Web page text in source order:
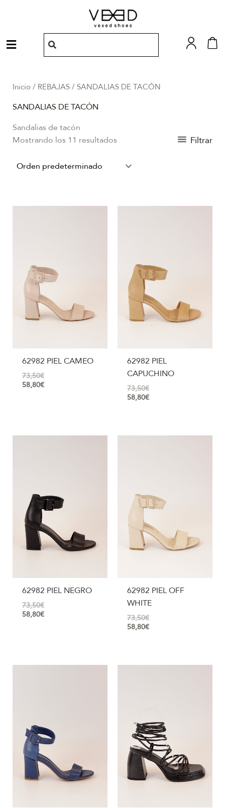
Menú
Inicio/ REBAJAS/ SANDALIAS DE TACÓN
SANDALIAS DE TACÓN
Sandalias de tacón
Mostrando los 11 resultados
Filtrar
62982 PIEL CAMEO
73,50€
58,80€
62982 PIEL
CAPUCHINO
73,50€
58,80€
62982 PIEL NEGRO
73,50€
58,80€
62982 PIEL OFF
WHITE
73,50€
58,80€